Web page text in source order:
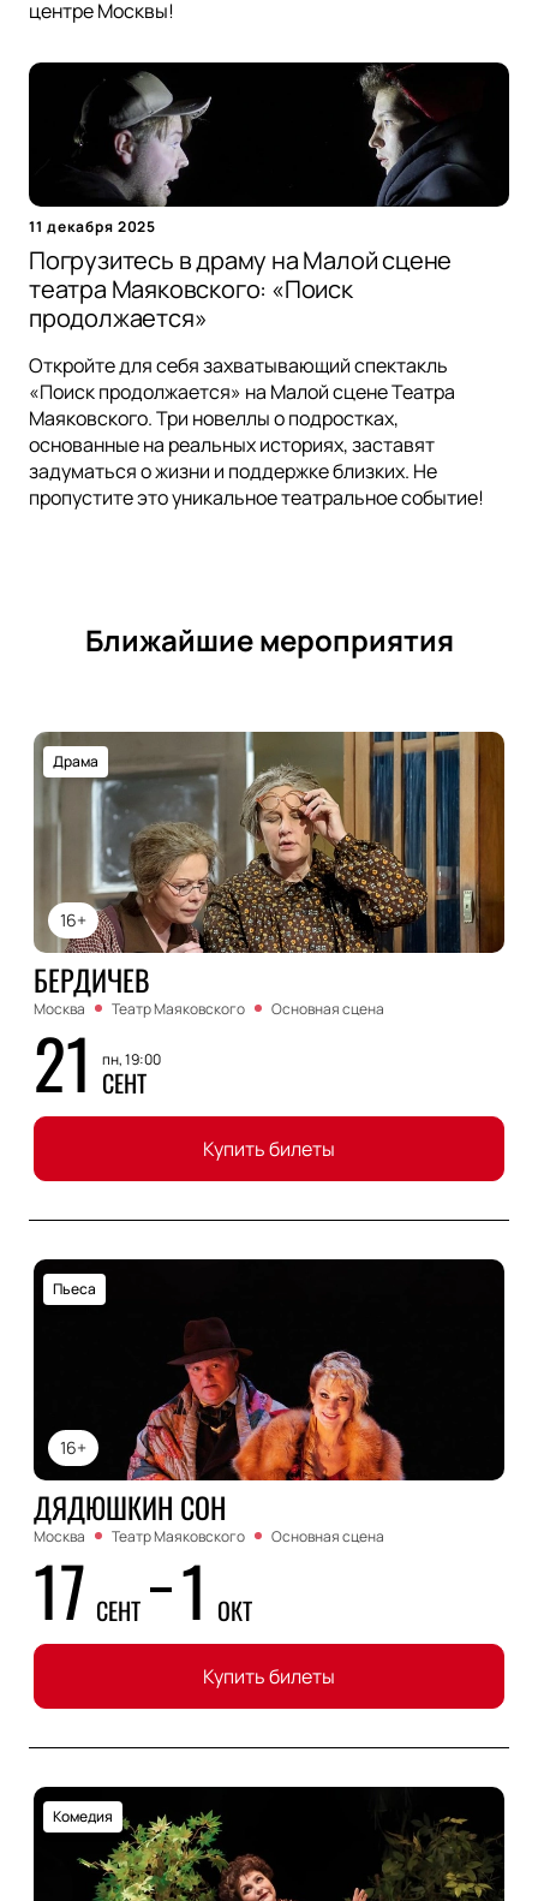
центре Москвы!
11 декабря 2025
Погрузитесь в драму на Малой сцене
театра Маяковского: «Поиск
продолжается»
Откройте для себя захватывающий спектакль
«Поиск продолжается» на Малой сцене Театра
Маяковского. Три новеллы о подростках,
основанные на реальных историях, заставят
задуматься о жизни и поддержке близких. Не
пропустите это уникальное театральное событие!
Ближайшие мероприятия
16+
Драма
БЕРДИЧЕВ
Москва Театр Маяковского Основная сцена
21 пн, 19:00
СЕНТ
Купить билеты
16+
Пьеса
ДЯДЮШКИН СОН
Москва Театр Маяковского Основная сцена
17 СЕНТ 1 ОКТ
Купить билеты
Комедия